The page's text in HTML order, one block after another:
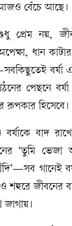
আজও বেঁচে আছে।
প্রেম নয়,
ধান
বর্ষা
পেছনে বর্ষা
রূপকার হিসেবে।
বাদ
‘তুমি ভেজা
গানেই
ও শহুরে জীবনের